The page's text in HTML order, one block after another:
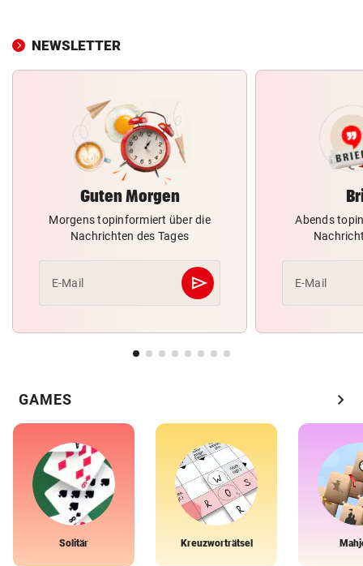
NEWSLETTER
Guten Morgen
Morgens topinformiert über die
Nachrichten des Tages
E-Mail send
Abschicken
Abends
E-Mail
GAMES chevron_right
Solitär Kreuzworträtsel